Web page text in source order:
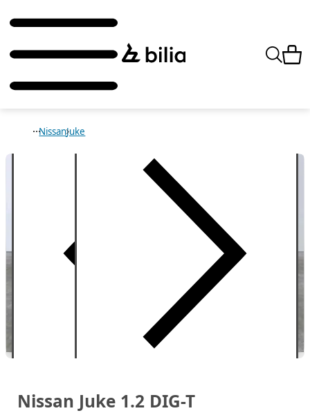
NissanJuke
Nissan Juke 1.2 DIG-T